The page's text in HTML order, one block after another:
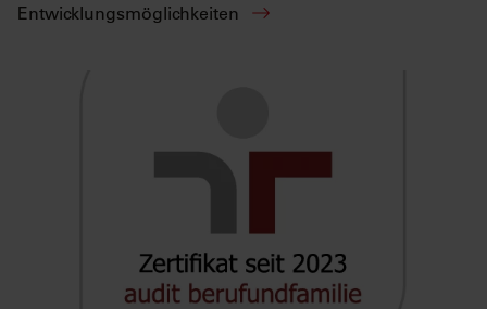
Entwicklungsmöglichkeiten